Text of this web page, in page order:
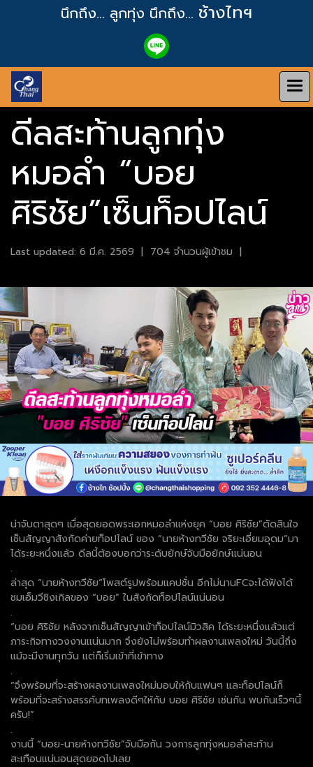
นึกถึง... ลูกทุ่ง นึกถึง... ช้างไทฯ
ดีลสะท้านลูกทุ่ง
หมอลำ “บอย
ศิริชัย”เซ็นท็อปไลน์
Last updated: 6 มี.ค. 2569 | 704 จำนวนผู้เข้าชม |
น่าจับตาสุดๆ เมื่อสุดยอดพระเอกหมอลำแห่งยุค “บอย ศิริชัย”ตัดสินใจ
เซ็นสัญญาสังกัดค่ายท็อปไลน์ ของ “นายห้างทวีชัย จริยะเอี่ยมอุดม”มา
ได้ระยะหนึ่งแล้ว ดีลนี้ต้องบอกว่าระดับยักษ์จับมือยักษ์แน่นอน
.
ล่าสุด “นายห้างทวีชัย”โพสต์รูปพร้อมแคปชั่น อีกไม่นานFCจะได้ฟังได้
ชมเอ็มวีซิงเกิลของ “บอย” ในสังกัดท็อปไลน์แน่นอน
.
“บอย ศิริชัย หลังจากเซ็นสัญญาเข้าท็อปไลน์มิวสิค ได้ระยะหนึ่งแล้วแต่
ภาระกิจทางวงงานแน่นมาก จึงยังไม่พร้อมทำผลงานเพลงใหม่ วันนี้ถึง
แม้จะมีงานทุกวัน แต่ก็เริ่มเข้าที่เข้าทาง
.
“จึงพร้อมที่จะสร้างผลงานเพลงใหม่มอบให้กับแฟนๆ และท็อปไลน์ก็
พร้อมที่จะสร้างสรรค์บทเพลงดีๆให้กับ บอย ศิริชัย เช่นกัน พบกันเร็วๆนี้
ครับ!”
.
งานนี้ “บอย-นายห้างทวีชัย”จับมือกัน วงการลูกทุ่งหมอลำสะท้าน
สะเทือนแน่นอนสุดยอดไปเลย